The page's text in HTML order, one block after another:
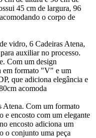
45 cm de largura, 96
o corpo de
vidro, 6 Cadeiras Atena,
auxiliar no processo.
Com um design
em formato "V" e um
que adiciona elegância e
acomoda
Atena. Com um formato
e encosto com um elegante
encosto adiciona um
o conjunto uma peça